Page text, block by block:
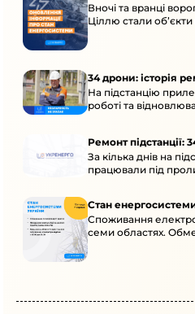
Вночі та вранці
Ціллю стали
34 дрони: історія
На підстанцію
роботі та
Ремонт підстанції:
За кілька днів на
працювали під
Стан
Споживання
семи областях.